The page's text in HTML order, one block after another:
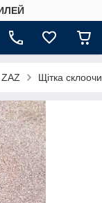
ZAZ Щітка